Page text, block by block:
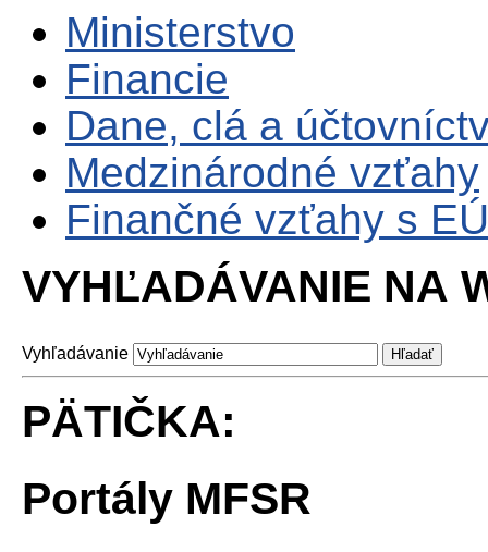
Ministerstvo
Financie
Dane, clá a
Medzinárodné vzťahy
Finančné vzťahy s EÚ
VYHĽADÁVANIE NA
Vyhľadávanie
PÄTIČKA:
Portály MFSR